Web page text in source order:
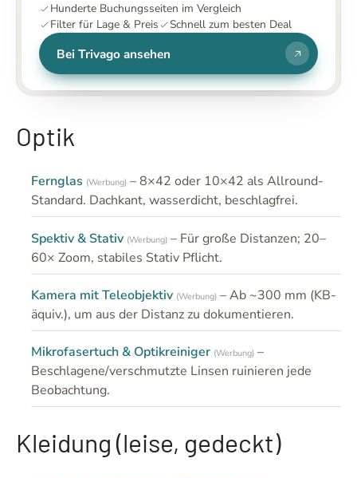
Hunderte Buchungsseiten im Vergleich
Filter für Lage & Preis
Schnell zum besten Deal
Bei Trivago ansehen
Optik
Fernglas (Werbung) – 8×42 oder 10×42 als Allround-
Standard. Dachkant, wasserdicht, beschlagfrei.
Spektiv & Stativ (Werbung) – Für große Distanzen; 20–
60× Zoom, stabiles Stativ Pflicht.
Kamera mit Teleobjektiv (Werbung) – Ab ~300 mm (KB-
äquiv.), um aus der Distanz zu dokumentieren.
Mikrofasertuch & Optikreiniger (Werbung) –
Beschlagene/verschmutzte Linsen ruinieren jede
Beobachtung.
Kleidung (leise, gedeckt)